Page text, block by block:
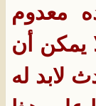
معدوم
يمكن أن
لابد له